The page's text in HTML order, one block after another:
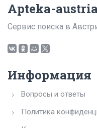
Apteka-
Сервис поиска в
Информация
Вопросы и ответы
Политика